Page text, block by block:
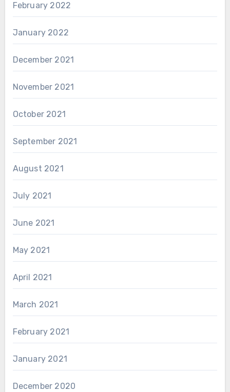
February 2022
January 2022
December 2021
November 2021
October 2021
September 2021
August 2021
July 2021
June 2021
May 2021
April 2021
March 2021
February 2021
January 2021
December 2020